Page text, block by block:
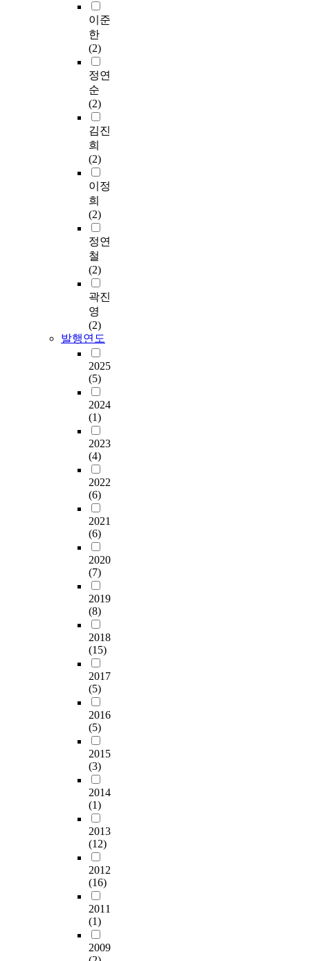
이준
한
(2)
정연
순
(2)
김진
희
(2)
이정
희
(2)
정연
철
(2)
곽진
영
(2)
발행연도
2025
(5)
2024
(1)
2023
(4)
2022
(6)
2021
(6)
2020
(7)
2019
(8)
2018
(15)
2017
(5)
2016
(5)
2015
(3)
2014
(1)
2013
(12)
2012
(16)
2011
(1)
2009